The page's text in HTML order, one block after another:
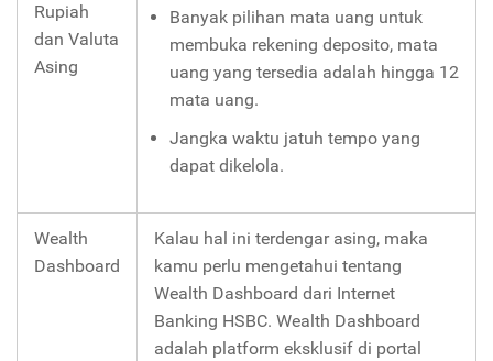
Rupiah
dan Valuta
Asing
Banyak pilihan mata uang untuk
membuka rekening deposito, mata
uang yang tersedia adalah hingga 12
mata uang.
Jangka waktu jatuh tempo yang
dapat dikelola.
Wealth
Dashboard
Kalau hal ini terdengar asing, maka
kamu perlu mengetahui tentang
Wealth Dashboard dari Internet
Banking HSBC. Wealth Dashboard
adalah platform eksklusif di portal